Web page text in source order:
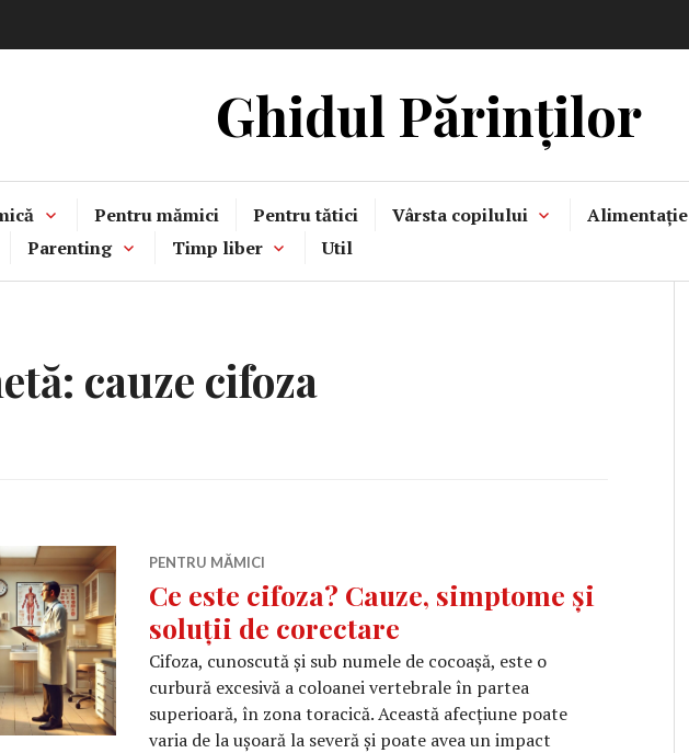
Ghidul Părinților
Pentru mămici Pentru tătici Vârsta copilului Alimentație
Parenting Timp liber Util
cauze cifoza
PENTRU MĂMICI
Ce este cifoza? Cauze, simptome și
soluții de corectare
Cifoza, cunoscută și sub numele de cocoașă, este o
curbură excesivă a coloanei vertebrale în partea
superioară, în zona toracică. Această afecțiune poate
varia de la ușoară la severă și poate avea un impact